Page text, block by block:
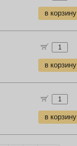
в корзину
в корзину
в корзину